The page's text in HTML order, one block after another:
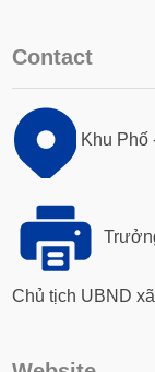
Contact
Khu Phố
Chủ tịch UBND xã